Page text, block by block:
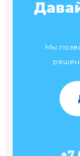
Мы